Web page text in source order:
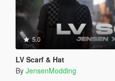
5.0
LV Scarf & Hat
By JensenModding